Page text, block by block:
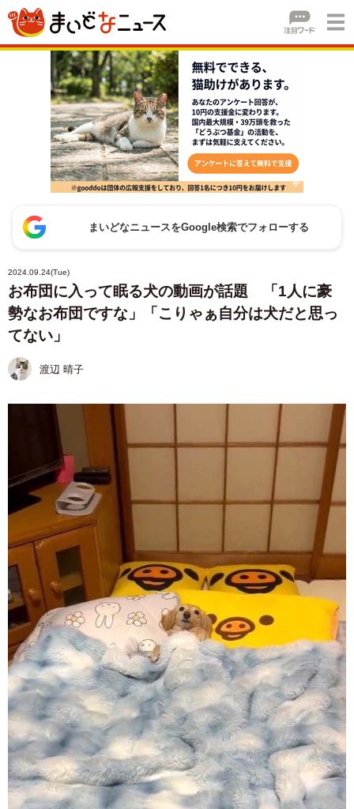
まいどなニュースをGoogle検索でフォローする
2024.09.24(Tue)
お布団に入って眠る犬の動画が話題 「1人に豪
勢なお布団ですな」「こりゃぁ自分は犬だと思っ
てない」
渡辺 晴子